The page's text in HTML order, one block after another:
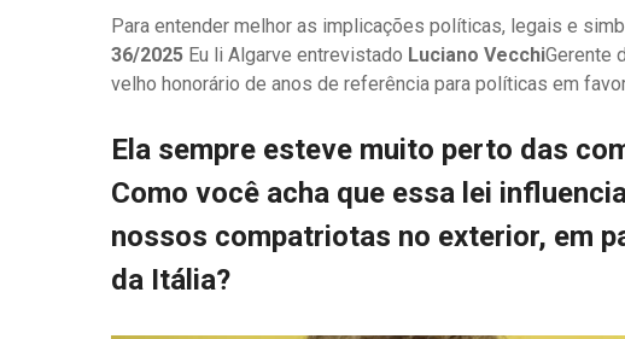
Para entender melhor as implicações políticas, legais e
36/2025 Eu li Algarve entrevistado Luciano VecchiGerente
velho honorário de anos de referência para políticas em
Ela sempre esteve muito perto das
Como você acha que essa lei
nossos compatriotas no exterior, em
da Itália?